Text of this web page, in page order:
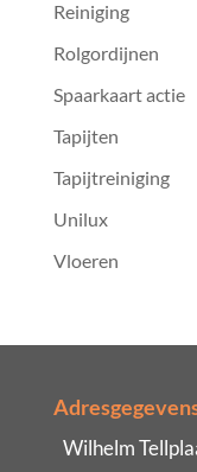
Reiniging
Rolgordijnen
Spaarkaart actie
Tapijten
Tapijtreiniging
Unilux
Vloeren
Wilhelm